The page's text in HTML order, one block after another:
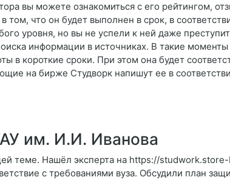
вы можете ознакомиться с его рейтингом,
том, что он будет выполнен в срок, в
уровня, но вы не успели к ней даже
информации в источниках. В такие
в короткие сроки. При этом она будет
на бирже Студворк напишут ее в
им. И.И. Иванова
теме. Нашёл эксперта на https://
с требованиями вуза. Обсудили план